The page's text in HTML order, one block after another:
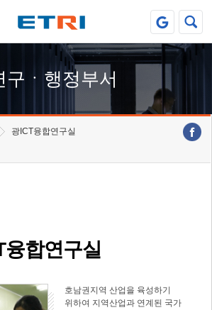
구ㆍ행정부서
광ICT융합연구실
융합연구실
호남권지역 산업을 육성하기
위하여 지역산업과 연계된 국가